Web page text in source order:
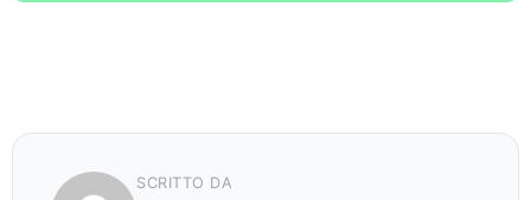
SCRITTO DA